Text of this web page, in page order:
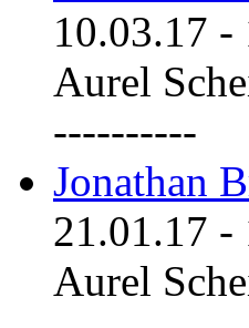
10.03.17 -
Aurel
----------
Jonathan
21.01.17 -
Aurel